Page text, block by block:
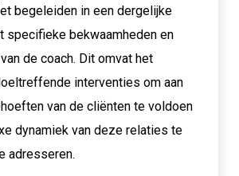
begeleiden in een dergelijke
specifieke bekwaamheden en
de coach. Dit omvat het
interventies om aan
van de cliënten te voldoen
dynamiek van deze relaties te
adresseren.